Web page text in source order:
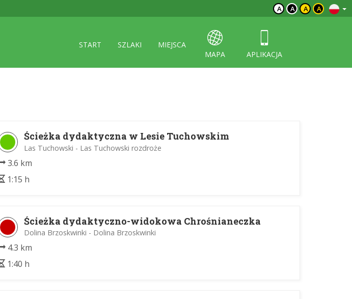
A A A A
START SZLAKI
MIEJSCA
MAPA
APLIKACJA
Ścieżka dydaktyczna w Lesie Tuchowskim
Las Tuchowski - Las Tuchowski rozdroże
3.6 km
1:15 h
Ścieżka dydaktyczno-widokowa Chrośnianeczka
Dolina Brzoskwinki - Dolina Brzoskwinki
4.3 km
1:40 h